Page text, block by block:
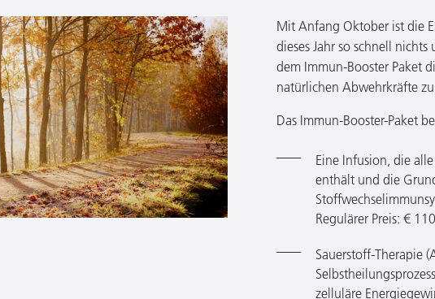
Mit Anfang Oktober ist die
dieses Jahr so schnell
dem Immun-Booster Paket
natürlichen Abwehrkräfte
Das Immun-Booster-Paket
Eine Infusion, die
enthält und die
Regulärer Preis: €
Sauerstoff-Therapie
zelluläre